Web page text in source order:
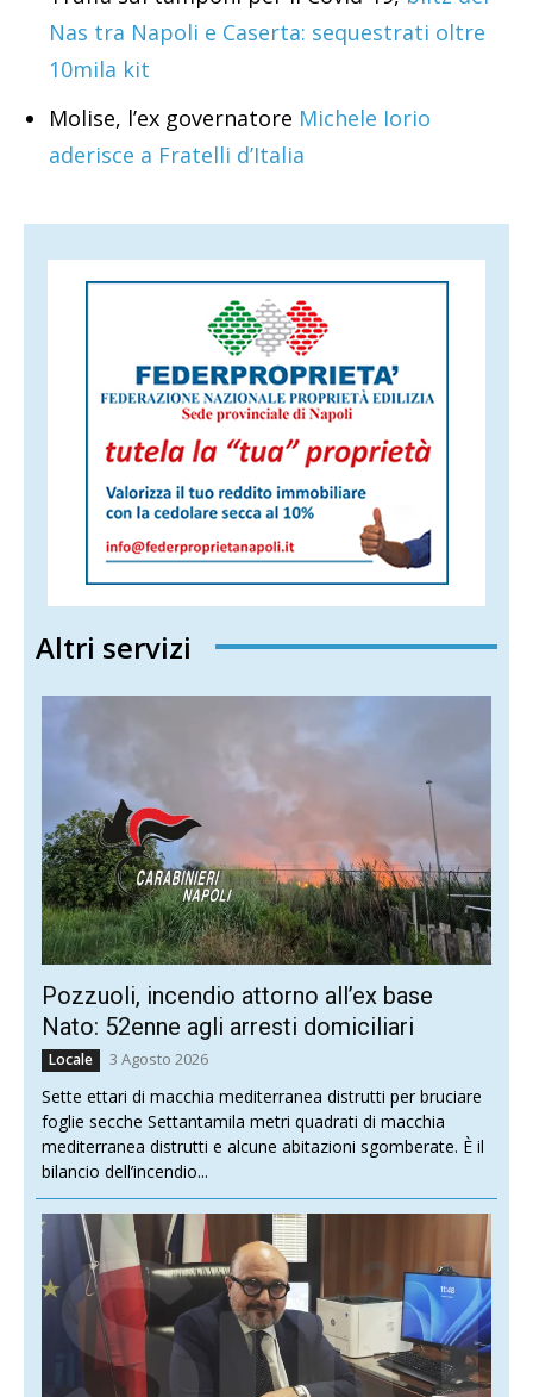
Nas tra Napoli e Caserta: sequestrati oltre
10mila kit
Molise, l’ex governatore Michele Iorio
aderisce a Fratelli d’Italia
Altri servizi
Pozzuoli, incendio attorno all’ex base
Nato: 52enne agli arresti domiciliari
Locale 3 Agosto 2026
Sette ettari di macchia mediterranea distrutti per bruciare
foglie secche Settantamila metri quadrati di macchia
mediterranea distrutti e alcune abitazioni sgomberate. È il
bilancio dell’incendio...